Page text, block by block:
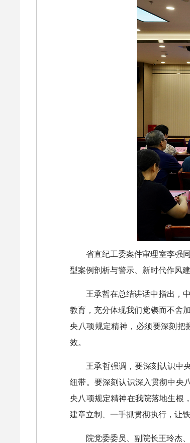
省直纪工委案件审理室李强
型案例剖析与警示、新时代作风
王承哲在总结讲话中指出，
教育，充分体现我们党锲而不舍
央八项规定精神，必须要深刻把
效。
王承哲强调，要深刻认识中
纽带。要深刻认识深入贯彻中央
央八项规定精神在我院落地生根
建章立制、一手抓贯彻执行，让
院党委委员、副院长王玲杰